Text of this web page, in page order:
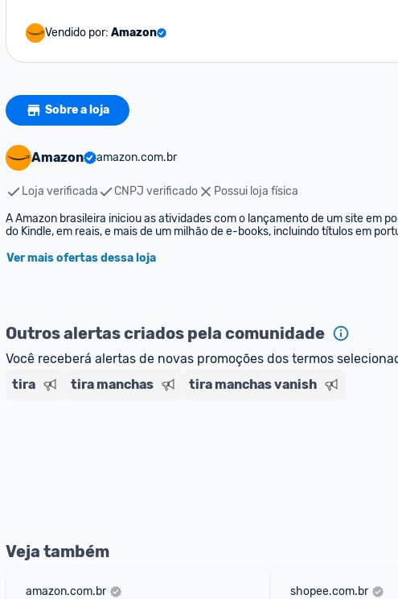
Vendido por: Amazon
Sobre a loja
Amazon amazon.com.br
Loja verificada CNPJ verificado
Possui loja física
A Amazon brasileira iniciou as atividades com o lançamento de um site em
do Kindle, em reais, e mais de um milhão de e-books, incluindo títulos em
Ver mais ofertas dessa loja
Outros alertas criados pela comunidade
Você receberá alertas de novas promoções dos termos
tira
tira manchas tira manchas vanish
Veja também
amazon.com.br shopee.com.br